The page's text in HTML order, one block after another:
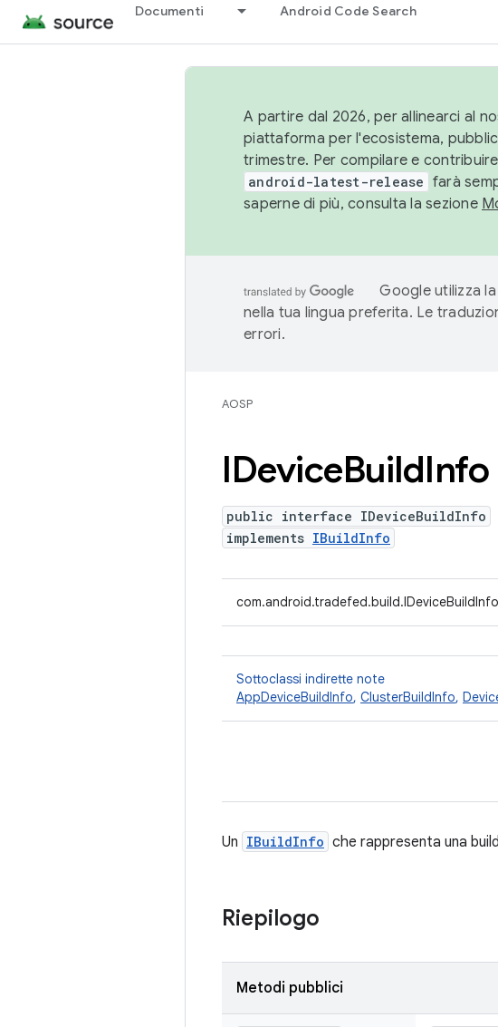
Documenti Android Code Search
A partire dal 2026, per allinearci al
piattaforma per l'ecosistema,
trimestre. Per compilare e
android-latest-release farà
saperne di più, consulta la sezione
Google utilizza
nella tua lingua preferita. Le
errori.
AOSP
IDeviceBuildInfo
public interface IDeviceBuildInfo
implements IBuildInfo
com.android.tradefed.build.IDeviceBuildInfo
Sottoclassi indirette note
AppDeviceBuildInfo, ClusterBuildInfo,
Un IBuildInfo che rappresenta una
Riepilogo
Metodi pubblici